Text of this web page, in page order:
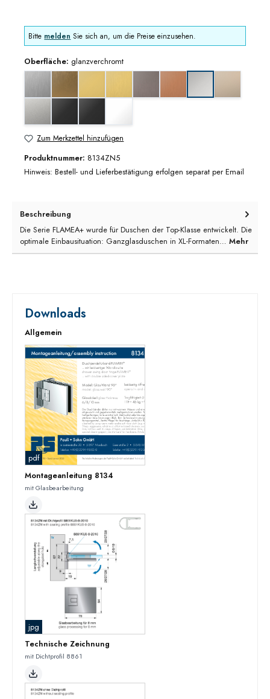
Bitte melden Sie sich an, um die Preise einzusehen.
Oberfläche: glanzverchromt
mattverchromt
Zum Merkzettel hinzufügen
Produktnummer: 8134ZN5
Hinweis: Bestell- und Lieferbestätigung erfolgen separat per Email
Beschreibung
Die Serie FLAMEA+ wurde für Duschen der Top-Klasse entwickelt. Die
optimale Einbausituation: Ganzglasduschen in XL-Formaten… Mehr
Downloads
Allgemein
pdf
Montageanleitung 8134
mit Glasbearbeitung
jpg
Technische Zeichnung
mit Dichtprofil 8861